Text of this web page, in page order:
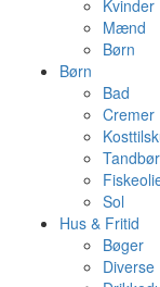
Kvinder
Mænd
Børn
Børn
Bad
Cremer
Sol
Hus & Fritid
Bøger
Diverse